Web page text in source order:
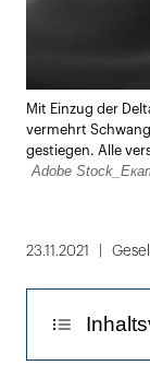
Mit Einzug der
vermehrt
gestiegen. Alle
Adobe
23.11.2021